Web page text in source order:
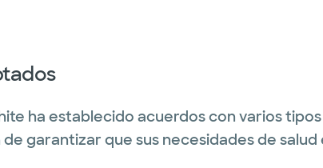
ha establecido acuerdos con varios
garantizar que sus necesidades de salud